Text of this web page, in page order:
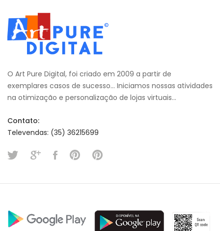
O Art Pure Digital, foi criado em 2009 a partir de
exemplares casos de sucesso... Iniciamos nossas atividades
na otimização e personalização de lojas virtuais...
Contato:
Televendas: (35) 36215699